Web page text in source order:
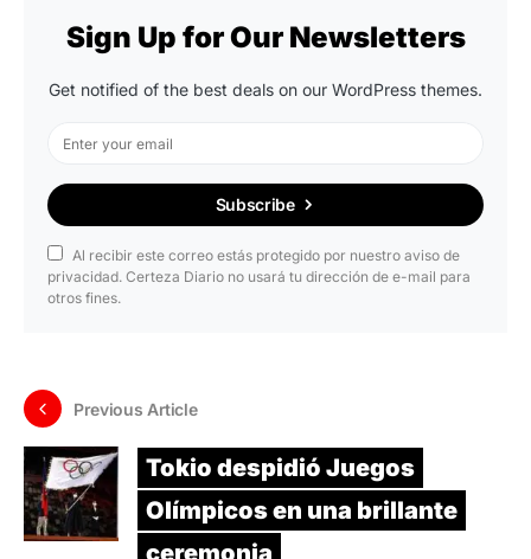
Sign Up for Our Newsletters
Get notified of the best deals on our WordPress themes.
Subscribe
Al recibir este correo estás protegido por nuestro aviso de
privacidad. Certeza Diario no usará tu dirección de e-mail para
otros fines.
Previous Article
Tokio despidió Juegos
Olímpicos en una brillante